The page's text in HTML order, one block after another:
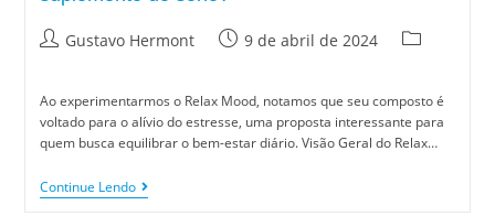
Gustavo Hermont 9 de abril de 2024
Ao experimentarmos o Relax Mood, notamos que seu composto é
voltado para o alívio do estresse, uma proposta interessante para
quem busca equilibrar o bem-estar diário. Visão Geral do Relax…
Continue Lendo